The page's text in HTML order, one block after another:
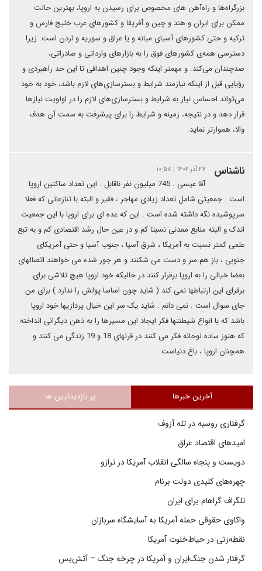
بزرگراه‌ها و راه‌آهن های مخصوص برای رسیدن به اروپا، بهترین حالت
ممکن برای ایران و هند و چین و آفریقا و کشورهای عرب خلیج فارس و
ترکیه و حتی کشورهای آسیای میانه و یا عراق و سوریه و اردن است. زیرا
دسترسی همه‌ی کشورهای فوق را به بازارهای وارداتی و صادراتی،
صدچندان می‌کند. و مهمتر اینکه وجود چنین اهدافی تا این حد راهبردی و
رؤیایی قبل از اینکه نیازمند شرایط و بسترسازی‌های لازم باشد، خود به خود
می‌تواند احساس نیاز به شرایط و بسترسازی‌های لازم را در اولویت نیازها
قرار دهد و در نتیجه، زمینه‌ و شرایط را برای پیشرفت به سمت آن هدف
والا، هموارتر نماید.
ناشناس ۲۷ آذر ۱۴۰۲ | ۱۰:۵۸
آقا عیسی . 745 میلیون نفر ناقابل . این تعداد ساکنین اروپا
است . جمعیتی شامل تعداد زیادی مهاجر ، فقیر و البته با تنازعاتی که فعلا
سرپوشیده نگه داشته شده است . این که عده ای برای اروپا با این جمعیت
اندک و البته منابع معدنی نسبتا کم و در عین حال رشد اقتصادی کم و به تبع
علمی کمتر نسبت به آمریکا ، شرق آسیا ، جنوب آسیا و حتی آمریکای
جنوبی ، باز هم سر و دست می شکنند و هر جور شده می خواهند اتصالهای
بعضا خیالی را به اروپا برقرار کنند در حالیکه خود اروپا هیچ تلاشی برای
برقرای این ارتباطها نمی کند ( شاید چون اساسا پولش را ندارد ) برای من
جای سوال است . نمی دانم . شاید یک سر این خیال پردازیها خود اروپا
باشد که با انواع شیطنتها فکر ایجاد این مسیرها را به ذهن دیگرانی انداخته
که هنوز ساده لوحانه فکر می کنند در قرنهای 18 و 19 زندگی می کنند و
همچنان اروپا ، باغ دنیاست .
آخرین خبرها پر بازدیدترین ها
گرفتاری روسیه در تله آزوف
امیدهای اقتصاد عراق
دویست و پنجاه سالگی انقلاب آمریکا در ترازو
چهره‌های کلیدی دولت برنام
تلگراف گراهام برای ایران
واکاوی حقوقی حمله آمریکا به آسایشگاه سربازان
نقطه‌زنی در حیاط‌خلوت آمریکا
گرفتار شدن جنگ‌ایران و آمریکا در چرخه جنگ – آتش‌بس